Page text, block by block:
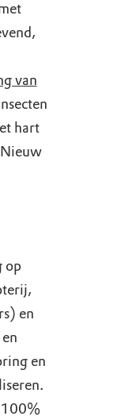
van
hart
op
en
en
100%